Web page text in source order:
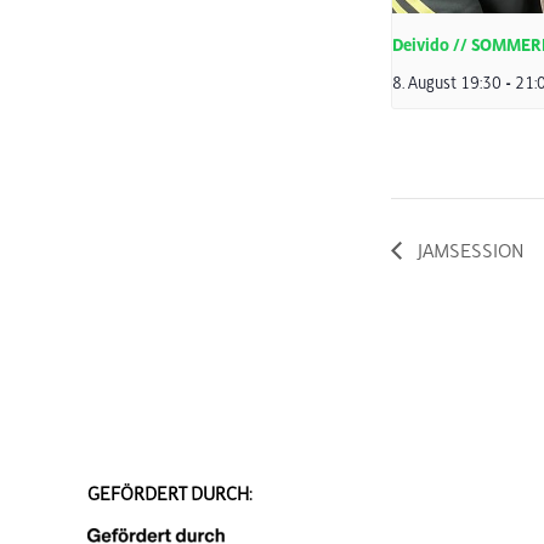
Deivido //
8. August 19:30 -
JAMSESSION
GEFÖRDERT DURCH: